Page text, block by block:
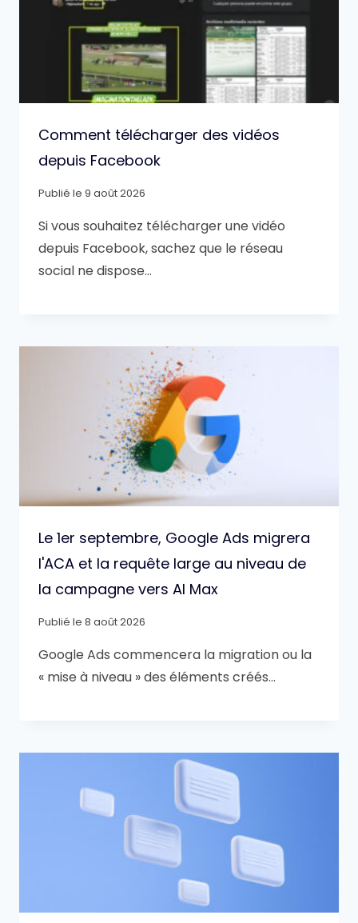
Comment télécharger des vidéos
depuis Facebook
Publié le 9 août 2026
Si vous souhaitez télécharger une vidéo
depuis Facebook, sachez que le réseau
social ne dispose…
Le 1er septembre, Google Ads migrera
l'ACA et la requête large au niveau de
la campagne vers AI Max
Publié le 8 août 2026
Google Ads commencera la migration ou la
« mise à niveau » des éléments créés…